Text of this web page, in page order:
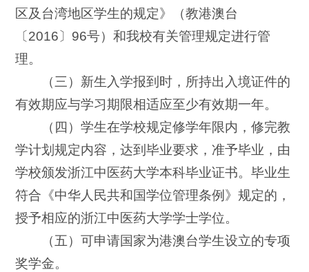
区及台湾地区学生的规定》（教港澳台
〔2016〕96号）和我校有关管理规定进行管
理。
（三）新生入学报到时，所持出入境证件的
有效期应与学习期限相适应至少有效期一年。
（四）学生在学校规定修学年限内，修完教
学计划规定内容，达到毕业要求，准予毕业，由
学校颁发浙江中医药大学本科毕业证书。毕业生
符合《中华人民共和国学位管理条例》规定的，
授予相应的浙江中医药大学学士学位。
（五）可申请国家为港澳台学生设立的专项
奖学金。